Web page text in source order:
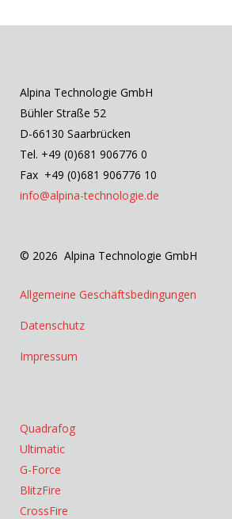
Alpina Technologie GmbH
Bühler Straße 52
D-66130 Saarbrücken
Tel. +49 (0)681 906776 0
Fax +49 (0)681 906776 10
info@alpina-technologie.de
© 2026 Alpina Technologie GmbH
Allgemeine Geschäftsbedingungen
Datenschutz
Impressum
Quadrafog
Ultimatic
G-Force
BlitzFire
CrossFire